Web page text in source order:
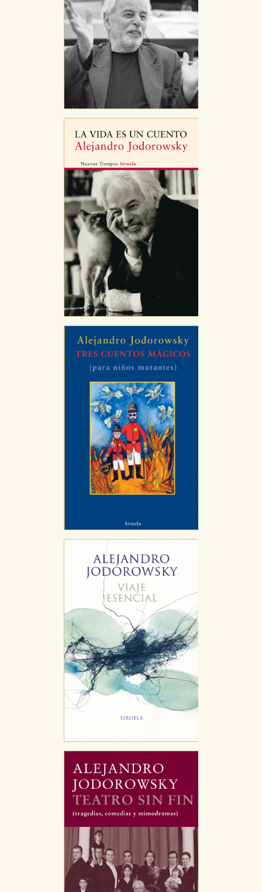
Cookies necesarias
Estas cookies son necesarias para que nuestro sitio
web funcione y no es posible deshabilitarlas desde
nuestro sistema. Es posible hacerlo desde el
navegador, pero en ese caso es posible que algunas
áreas de nuestra web dejen de funcionar
correctamente.
Cookies de rendimiento y analíticas
Estas cookies se utilizan para mejorar su experiencia
de navegación y optimizar el funcionamiento de
servicios para que no tenga que reconfigurarlos cada
vez que nos visita. La información es agregada y, por lo
tanto, es anónima.
Estas cookies son gestionadas por nuestros socios
publicitarios y se utilizan para mostrar publicidad
relevante para sus intereses en otros sitios. No
almacenan directamente información personal sino
que se basan en la identificación única de su
navegador y dispositivo de internet.
GUARDAR CONFIGURACIÓN
Puede consultar nuestrapolítica de cookies